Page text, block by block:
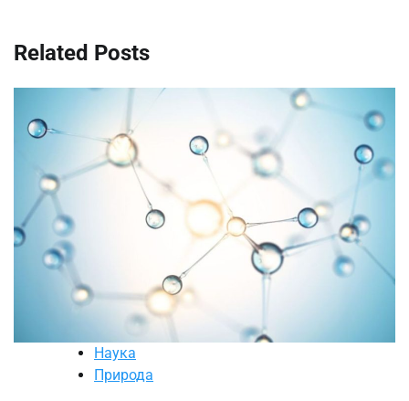
Related Posts
Наука
Природа